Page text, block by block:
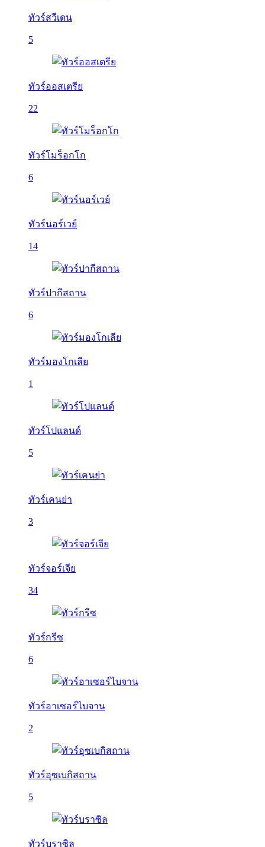
ทัวร์สวีเดน
5
ทัวร์ออสเตรีย
22
ทัวร์โมร็อกโก
6
ทัวร์นอร์เวย์
14
ทัวร์ปากีสถาน
6
ทัวร์มองโกเลีย
1
ทัวร์โปแลนด์
5
ทัวร์เคนย่า
3
ทัวร์จอร์เจีย
34
ทัวร์กรีซ
6
ทัวร์อาเซอร์ไบจาน
2
ทัวร์อุซเบกิสถาน
5
ทัวร์บราซิล